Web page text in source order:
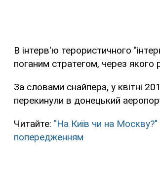
В інтерв'ю терористичного
поганим стратегом, через
За словами снайпера, у квітні
перекинули в донецький
Читайте: "На Київ чи на Москву?"
попередженням